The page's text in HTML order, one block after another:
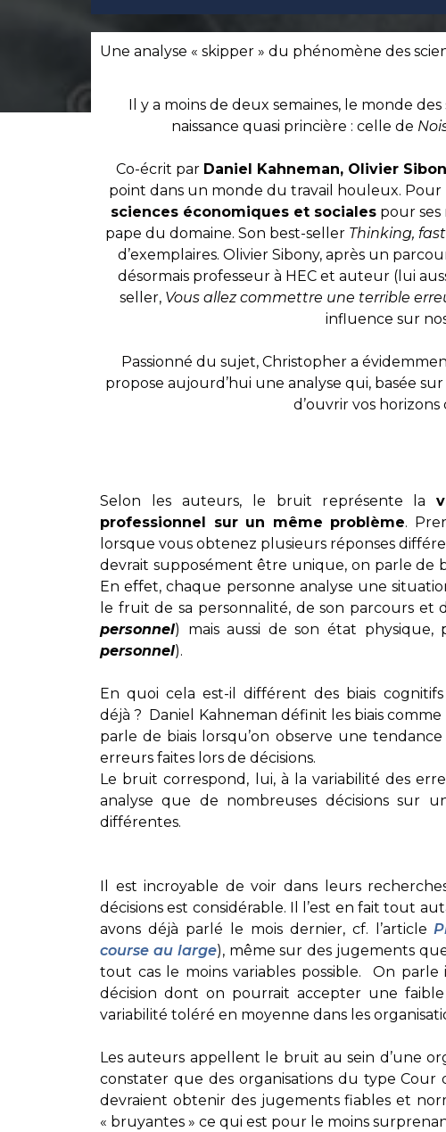
Une analyse « skipper » du phénomène des
Il y a moins de deux semaines, le monde
naissance quasi princière : celle de
Co-écrit par Daniel Kahneman, Olivier
point dans un monde du travail houleux. Pour
sciences économiques et socialespour ses
pape du domaine. Son best-seller Thinking,
d’exemplaires. Olivier Sibony, après un
désormais professeur à HEC et auteur (lui
seller, Vous allez commettre une terrible
influence sur
Passionné du sujet, Christopher a
propose aujourd’hui une analyse qui, basée
d’ouvrir vos horizons
Selon les auteurs, le bruit représente la
professionnel sur un même problème.
lorsque vous obtenez plusieurs réponses
devrait supposément être unique, on parle
En effet, chaque personne analyse une
le fruit de sa personnalité, de son parcours et
personnel) mais aussi de son état physique,
personnel).
En quoi cela est-il différent des biais
déjà ? Daniel Kahneman définit les biais
parle de biais lorsqu’on observe une
erreurs faites lors de décisions.
Le bruit correspond, lui, à la variabilité des
analyse que de nombreuses décisions sur
différentes.
Il est incroyable de voir dans leurs
décisions est considérable. Il l’est en fait tout
avons déjà parlé le mois dernier, cf. l’article
course au large), même sur des jugements
tout cas le moins variables possible. On
décision dont on pourrait accepter une
variabilité toléré en moyenne dans les
Les auteurs appellent le bruit au sein d’une
constater que des organisations du type Cour
devraient obtenir des jugements fiables et
« bruyantes » ce qui est pour le moins